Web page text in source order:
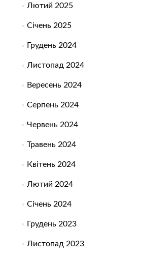
Лютий 2025
Січень 2025
Грудень 2024
Листопад 2024
Вересень 2024
Серпень 2024
Червень 2024
Травень 2024
Квітень 2024
Лютий 2024
Січень 2024
Грудень 2023
Листопад 2023